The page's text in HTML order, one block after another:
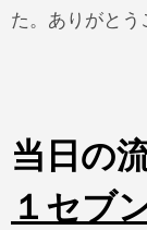
た。ありがとう
当日の
１セブ